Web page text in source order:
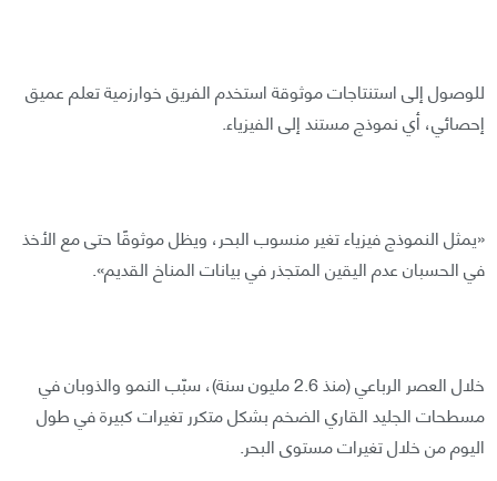
للوصول إلى استنتاجات موثوقة استخدم الفريق خوارزمية تعلم عميق
إحصائي، أي نموذج مستند إلى الفيزياء.
«يمثل النموذج فيزياء تغير منسوب البحر، ويظل موثوقًا حتى مع الأخذ
في الحسبان عدم اليقين المتجذر في بيانات المناخ القديم».
خلال العصر الرباعي (منذ 2.6 مليون سنة)، سبّب النمو والذوبان في
مسطحات الجليد القاري الضخم بشكل متكرر تغيرات كبيرة في طول
اليوم من خلال تغيرات مستوى البحر.